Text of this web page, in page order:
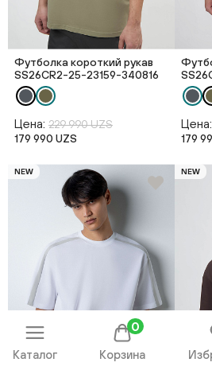
Футболка короткий рукав
SS26CR2-25-23159-340816
Цена: 229 990 UZS
179 990 UZS
Цена:
179
NEW NEW
Каталог Корзина
0